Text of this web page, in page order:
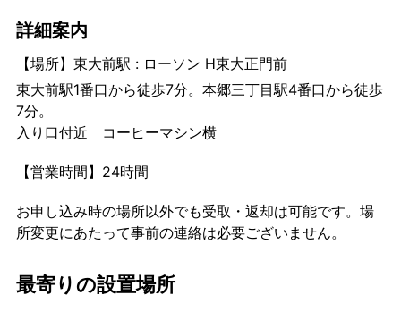
詳細案内
【場所】東大前駅 : ローソン H東大正門前
東大前駅1番口から徒歩7分。本郷三丁目駅4番口から徒歩
7分。
入り口付近 コーヒーマシン横
【営業時間】24時間
お申し込み時の場所以外でも受取・返却は可能です。場
所変更にあたって事前の連絡は必要ございません。
最寄りの設置場所